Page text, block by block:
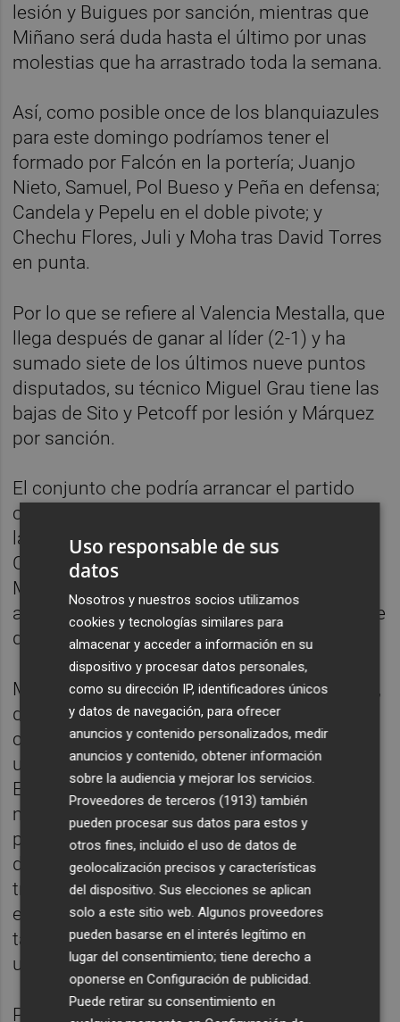
lesión y Buigues por sanción, mientras que
Miñano será duda hasta el último por unas
molestias que ha arrastrado toda la semana.
Así, como posible once de los blanquiazules
para este domingo podríamos tener el
formado por Falcón en la portería; Juanjo
Nieto, Samuel, Pol Bueso y Peña en defensa;
Candela y Pepelu en el doble pivote; y
Chechu Flores, Juli y Moha tras David Torres
en punta.
Por lo que se refiere al Valencia Mestalla, que
llega después de ganar al líder (2-1) y ha
sumado siete de los últimos nueve puntos
disputados, su técnico Miguel Grau tiene las
bajas de Sito y Petcoff por lesión y Márquez
por sanción.
El conjunto che podría arrancar el partido
con un once formado por Cristian Rivero en
la portería; Buñuel, Álvaro Pérez, Morgado y
Centelles en defensa; Álex Blanco, Miki
Muñoz, Gonzalo y Fran Villalba en la zona
ancha; y Jordi y Fran Navarro como pareja de
delanteros.
Mucho tiempo ha pasado, casi cinco meses,
desde que ambos conjuntos se vieran las
caras en el encuentro de la primera vuelta,
un partido que se llevó el Hércules por 1-2.
Entonces Lubo Penev entrenaba al Mestalla,
mientras que Claudio Barragán hacía lo
propio en el banquillo blanquiazul. El triunfo
del Antonio Puchades fue el primero de los
tres que ha logrado el Hércules a domicilio y
el único ante equipos que le preceden en la
tabla, en un curso en el que solo ha ganado
un nueve encuentros.
Por cierto, el partido será dirigido por un
Uso responsable de sus
datos
Nosotros y nuestros socios utilizamos
cookies y tecnologías similares para
almacenar y acceder a información en su
dispositivo y procesar datos personales,
como su dirección IP, identificadores únicos
y datos de navegación, para ofrecer
anuncios y contenido personalizados, medir
anuncios y contenido, obtener información
sobre la audiencia y mejorar los servicios.
Proveedores de terceros (1913) también
pueden procesar sus datos para estos y
otros fines, incluido el uso de datos de
geolocalización precisos y características
del dispositivo. Sus elecciones se aplican
solo a este sitio web. Algunos proveedores
pueden basarse en el interés legítimo en
lugar del consentimiento; tiene derecho a
oponerse enConfiguración de publicidad
Puede retirar su consentimiento en